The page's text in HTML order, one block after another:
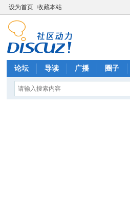
设为首页 收藏本站
论坛 导读 广播 圈子